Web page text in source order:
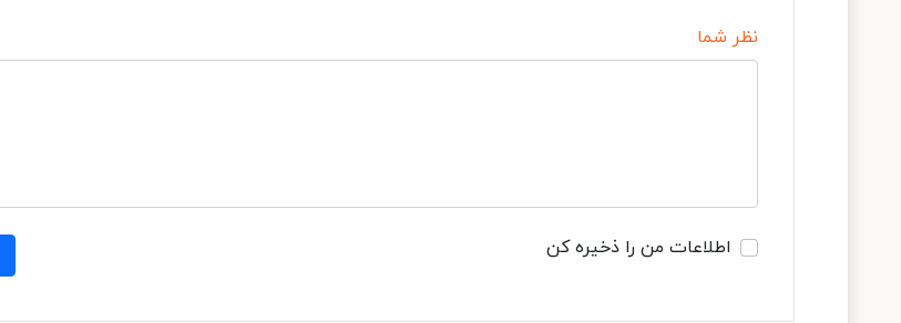
نظر شما
اطلاعات من را ذخیره کن